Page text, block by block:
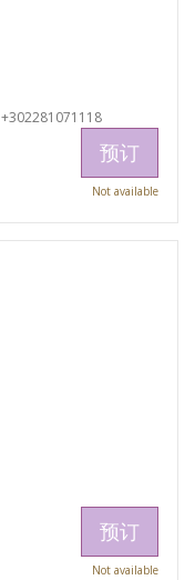
+302281071118
预订
Not available
预订
Not available